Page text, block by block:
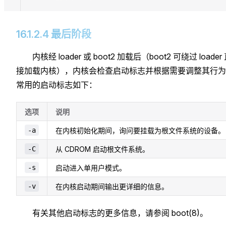
16.1.2.4 最后阶段
内核经 loader 或 boot2 加载后（boot2 可绕过 loader
接加载内核），内核会检查启动标志并根据需要调整其行
常用的启动标志如下：
选项 说明
-a 在内核初始化期间，询问要挂载为根文件系统的设备。
-C 从 CDROM 启动根文件系统。
-s 启动进入单用户模式。
-v 在内核启动期间输出更详细的信息。
有关其他启动标志的更多信息，请参阅 boot(8)。